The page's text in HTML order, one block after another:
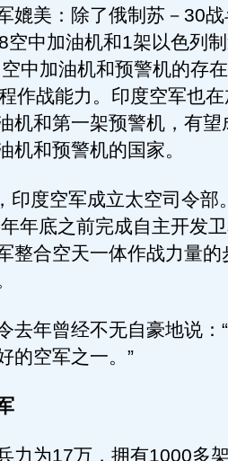
媲美：除了俄制苏－30
空中加油机和1架以色列
中加油机和预警机的存
作战能力。印度空军也
机和第一架预警机，有望
机和预警机的国家。
度空军成立太空司令部
年底之前完成自主开发
整合空天一体作战力量的
年曾经不无自豪地说：
的空军之一。”
为17万，拥有1000多